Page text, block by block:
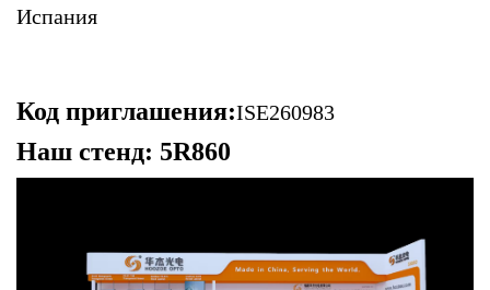
Испания
Код приглашения:ISE260983
Наш стенд: 5R860